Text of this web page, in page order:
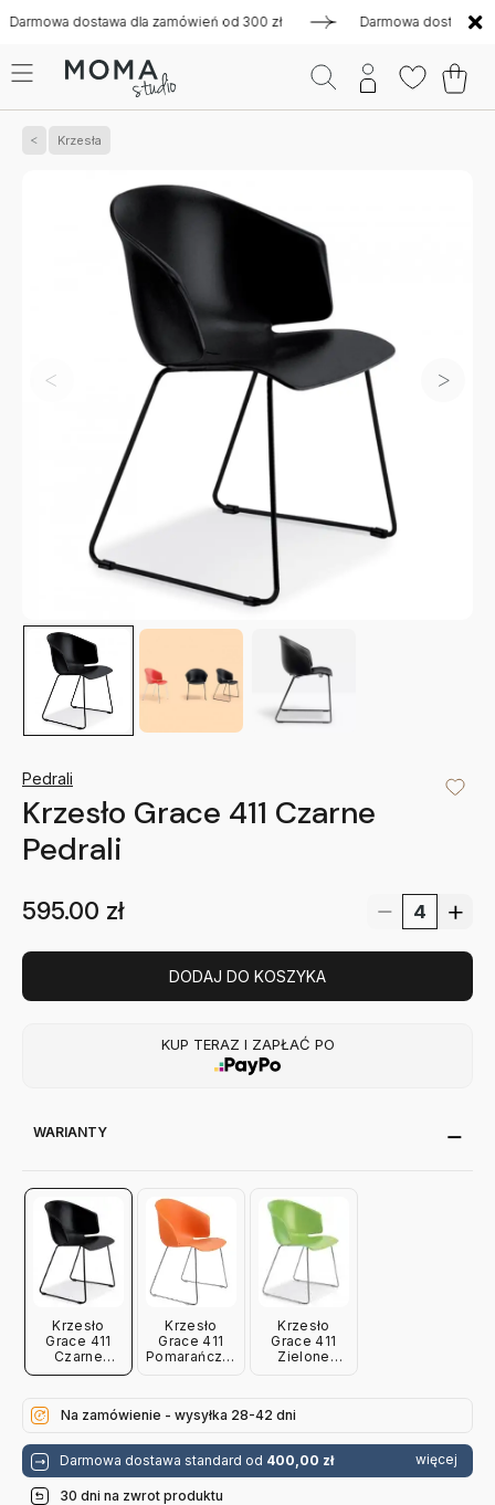
dostawa dla zamówień od 300 zł Darmowa dostawa dla
Krzesła
Pedrali
Krzesło Grace 411 Czarne
Pedrali
595.00 zł
DODAJ DO KOSZYKA
KUP TERAZ I ZAPŁAĆ PO
WARIANTY
Krzesło
Grace 411
Czarne
Pedrali
Krzesło
Grace 411
Pomarańczowe
Krzesło
Grace 411
Zielone
Na zamówienie - wysyłka 28-42 dni
Darmowa dostawa standard od 400,00 zł więcej
30 dni na zwrot produktu